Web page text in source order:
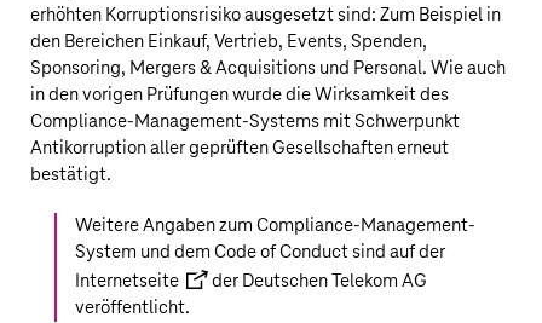
erhöhten Korruptionsrisiko ausgesetzt sind: Zum Beispiel in
den Bereichen Einkauf, Vertrieb, Events, Spenden,
Sponsoring, Mergers & Acquisitions und Personal. Wie auch
in den vorigen Prüfungen wurde die Wirksamkeit des
Compliance-Management-Systems mit Schwerpunkt
Antikorruption aller geprüften Gesellschaften erneut
bestätigt.
Weitere Angaben zum Compliance-Management-
System und dem Code of Conduct sind auf der
Internetseite
der Deutschen Telekom AG
veröffentlicht.